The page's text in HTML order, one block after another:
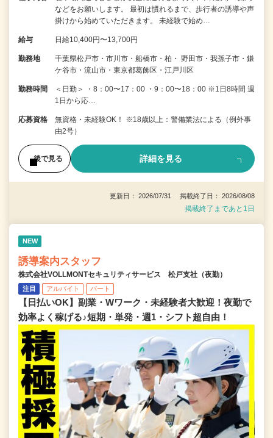
などをお願いします。 最初は慣れるまで、歩行者の誘導や声
掛けから始めていただきます。 未経験で始め…
給与 日給10,400円〜13,700円
勤務地
千葉県松戸市・市川市・船橋市・柏・ 野田市・我孫子市・鎌
ケ谷市・流山市・東京都葛飾区・江戸川区
勤務時間
＜日勤＞ ・8：00〜17：00 ・9：00〜18：00 ※1日8時間 週
1日から応…
応募資格
無資格・未経験OK！ ※18歳以上：警備業法による（例外事
由2号）
後で見る 詳細を見る
更新日： 2026/07/31 掲載終了日： 2026/08/08
掲載終了まであと1日
NEW
誘導案内スタッフ
株式会社VOLLMONTセキュリティサービス 松戸支社（夜勤）
注目 アルバイト パート
【日払いOK】副業・Wワーク・未経験者大歓迎！夜勤で
効率よく稼げる♪短期・単発・週1・シフト超自由！